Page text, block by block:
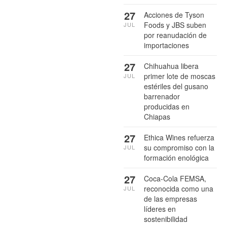
Acciones de Tyson
Foods y JBS suben
por reanudación de
importaciones
27
JUL
Chihuahua libera
primer lote de moscas
estériles del gusano
barrenador
producidas en
Chiapas
27
JUL
Ethica Wines refuerza
su compromiso con la
formación enológica
27
JUL
Coca-Cola FEMSA,
reconocida como una
de las empresas
líderes en
sostenibilidad
27
JUL